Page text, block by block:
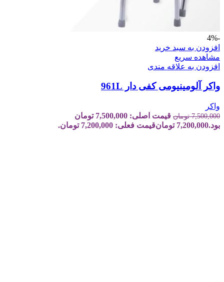
-4%
افزودن به سبد خرید
مشاهده سریع
افزودن به علاقه مندی
واکر آلومینیومی کفی دار 961L
واکر
7,500,000 تومان
قیمت اصلی: 7,500,000 تومان
بود.7,200,000 تومانقیمت فعلی: 7,200,000 تومان.